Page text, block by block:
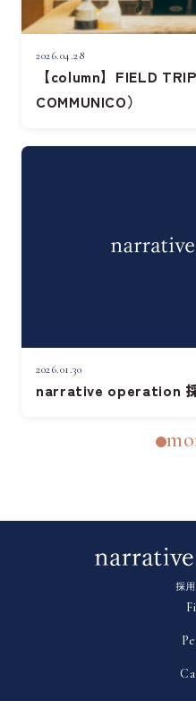
2026.04.28
【column】FIELD
COMMUNICO）
2026.01.30
narrative operation 採